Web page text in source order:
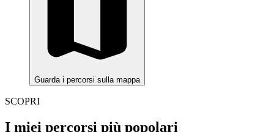
Guarda i percorsi sulla mappa
SCOPRI
I miei percorsi più popolari